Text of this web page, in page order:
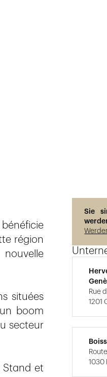
région
situées
boom
secteur
Stand et
Sie
Rue
1201
1030